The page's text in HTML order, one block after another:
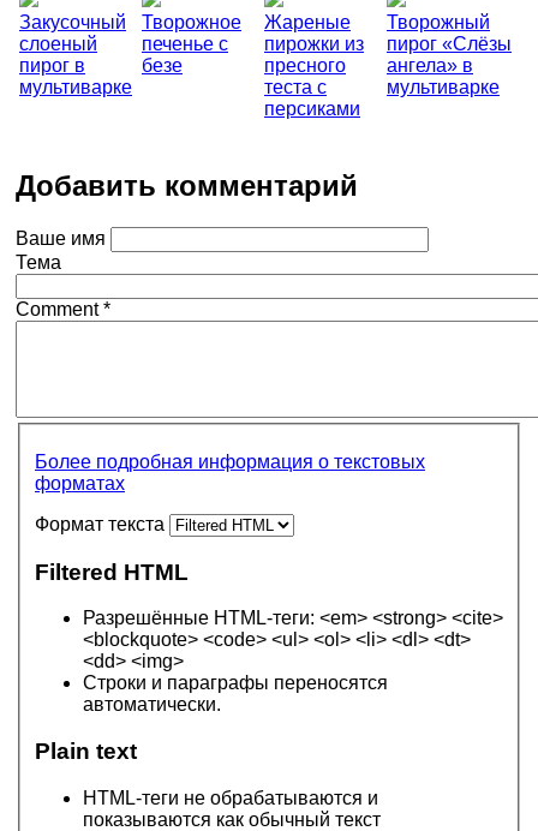
Закусочный
слоеный
пирог в
мультиварке
Творожное
печенье с
безе
Жареные
пирожки из
пресного
теста с
персиками
Творожный
пирог «Слёзы
ангела» в
мультиварке
Добавить комментарий
Ваше имя
Тема
Comment*
Более подробная информация о текстовых
форматах
Формат текста
Filtered HTML
Разрешённые HTML-теги: <em> <strong> <cite>
<blockquote> <code> <ul> <ol> <li> <dl> <dt>
<dd> <img>
Строки и параграфы переносятся
автоматически.
Plain text
HTML-теги не обрабатываются и
показываются как обычный текст